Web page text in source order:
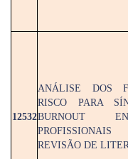
12532
ANÁLISE DOS
RISCO PARA
BURNOUT
REVISÃO DE